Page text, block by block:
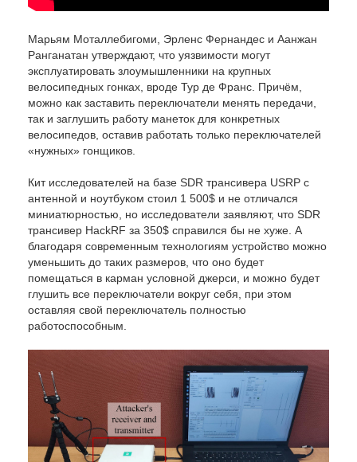
Марьям Моталлебигоми, Эрленс Фернандес и Аанжан
Ранганатан утверждают, что уязвимости могут
эксплуатировать злоумышленники на крупных
велосипедных гонках, вроде Тур де Франс. Причём,
можно как заставить переключатели менять передачи,
так и заглушить работу манеток для конкретных
велосипедов, оставив работать только переключателей
«нужных» гонщиков.
Кит исследователей на базе SDR трансивера USRP с
антенной и ноутбуком стоил 1 500$ и не отличался
миниатюрностью, но исследователи заявляют, что SDR
трансивер HackRF за 350$ справился бы не хуже. А
благодаря современным технологиям устройство можно
уменьшить до таких размеров, что оно будет
помещаться в карман условной джерси, и можно будет
глушить все переключатели вокруг себя, при этом
оставляя свой переключатель полностью
работоспособным.